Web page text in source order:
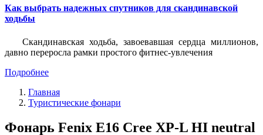
Как выбрать надежных спутников для скандинавской
ходьбы
Скандинавская ходьба, завоевавшая сердца миллионов,
давно переросла рамки простого фитнес-увлечения
Подробнее
Главная
Туристические фонари
Фонарь Fenix E16 Cree XP-L HI neutral